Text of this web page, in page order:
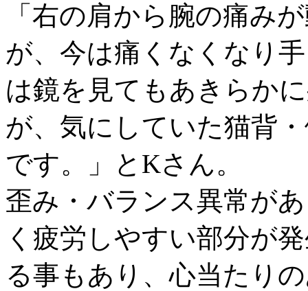
「右の肩から腕の痛み
が、今は痛くなくなり
は鏡を見てもあきらか
が、気にしていた猫背
です。」とKさん。
歪み・バランス異常が
く疲労しやすい部分が
る事もあり、心当たり